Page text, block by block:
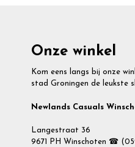
Onze winkel
Kom eens langs bij onze
stad Groningen de leukste
Newlands Casuals
Langestraat 36
9671 PH Winschoten ☎